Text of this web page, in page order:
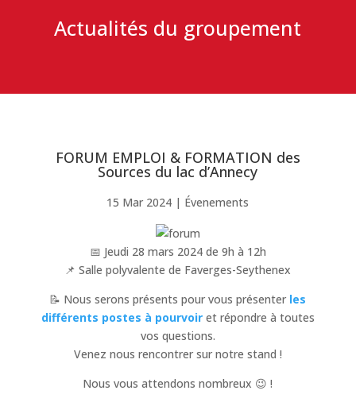
Actualités du groupement
FORUM EMPLOI & FORMATION des
Sources du lac d’Annecy
15 Mar 2024 | Évenements
📅 Jeudi 28 mars 2024 de 9h à 12h
📌 Salle polyvalente de Faverges-Seythenex
📝 Nous serons présents pour vous présenter les
différents postes à pourvoiret répondre à toutes
vos questions.
Venez nous rencontrer sur notre stand !
Nous vous attendons nombreux 😉 !